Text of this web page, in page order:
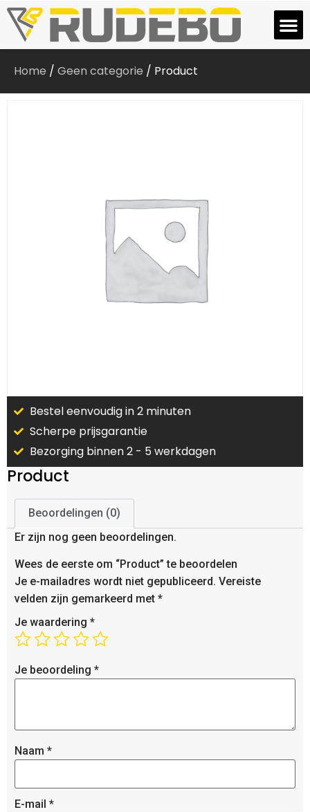
Home / Geen categorie / Product
Bestel eenvoudig in 2 minuten
Scherpe prijsgarantie
Bezorging binnen 2 - 5 werkdagen
Product
Beoordelingen (0)
Er zijn nog geen beoordelingen.
Wees de eerste om “Product” te beoordelen
Je e-mailadres wordt niet gepubliceerd. Vereiste
velden zijn gemarkeerd met *
Je waardering *
Je beoordeling *
Naam *
E-mail *